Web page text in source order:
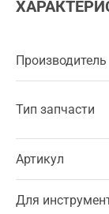
Производитель
Тип запчасти
Артикул
Для